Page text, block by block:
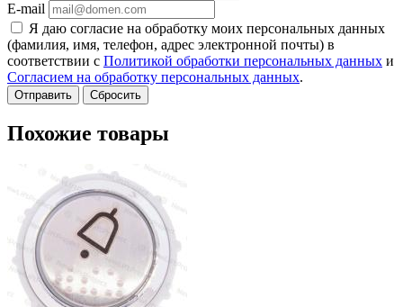
E-mail
Я даю согласие на обработку моих персональных данных
(фамилия, имя, телефон, адрес электронной почты) в
соответствии с Политикой обработки персональных данных и
Согласием на обработку персональных данных.
Сбросить
Похожие товары